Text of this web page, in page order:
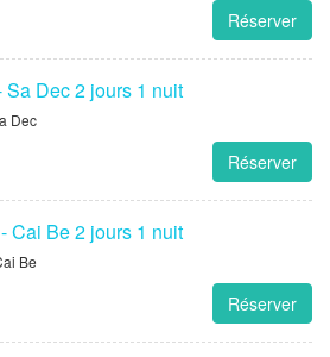
Réserver
Sa Dec 2 jours 1 nuit
Dec
Réserver
Cai Be 2 jours 1 nuit
Be
Réserver